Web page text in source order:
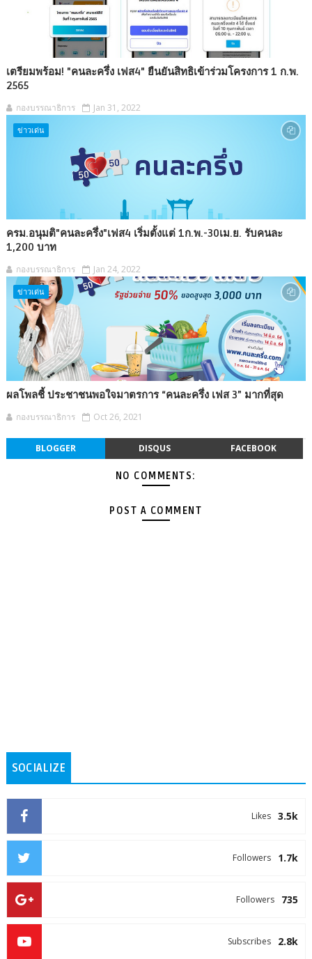
เตรียมพร้อม! "คนละครึ่ง เฟส4" ยืนยันสิทธิเข้าร่วมโครงการ 1 ก.พ.
2565
กองบรรณาธิการ Jan 31, 2022
ข่าวเด่น
ครม.อนุมติ"คนละครึ่ง"เฟส4 เริ่มตั้งแต่ 1ก.พ.-30เม.ย. รับคนละ
1,200 บาท
กองบรรณาธิการ Jan 24, 2022
ข่าวเด่น
ผลโพลชี้ ประชาชนพอใจมาตรการ “คนละครึ่ง เฟส 3” มากที่สุด
กองบรรณาธิการ Oct 26, 2021
BLOGGER DISQUS FACEBOOK
NO COMMENTS:
POST A COMMENT
SOCIALIZE
3.5k
Likes
1.7k
Followers
735
Followers
2.8k
Subscribes